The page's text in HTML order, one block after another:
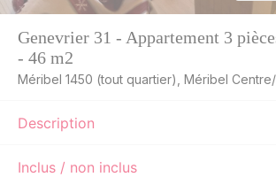
Genevrier 31 - Appartement 3
- 46 m2
Méribel 1450 (tout quartier), Méribel
Description
Inclus / non inclus